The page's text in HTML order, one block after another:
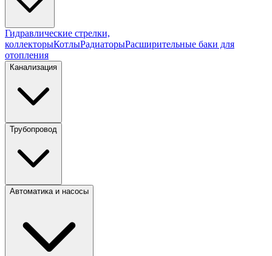
Гидравлические стрелки,
коллекторыКотлыРадиаторыРасширительные баки для
отопления
Канализация
Трубопровод
Автоматика и насосы